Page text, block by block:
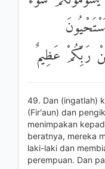
رَبِّكُمْ عَظِيمٌ
49. Dan (ingatlah)
(Fir'aun) dan
menimpakan
beratnya, mereka
laki-laki dan
perempuan. Dan